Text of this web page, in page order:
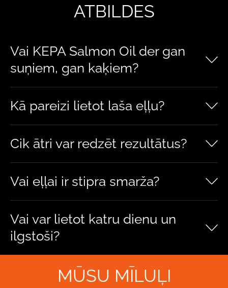
ATBILDES
Vai KEPA Salmon Oil der gan
suņiem, gan kaķiem?
Kā pareizi lietot laša eļļu?
Cik ātri var redzēt rezultātus?
Vai eļļai ir stipra smarža?
Vai var lietot katru dienu un
ilgstoši?
MŪSU MĪLUĻI